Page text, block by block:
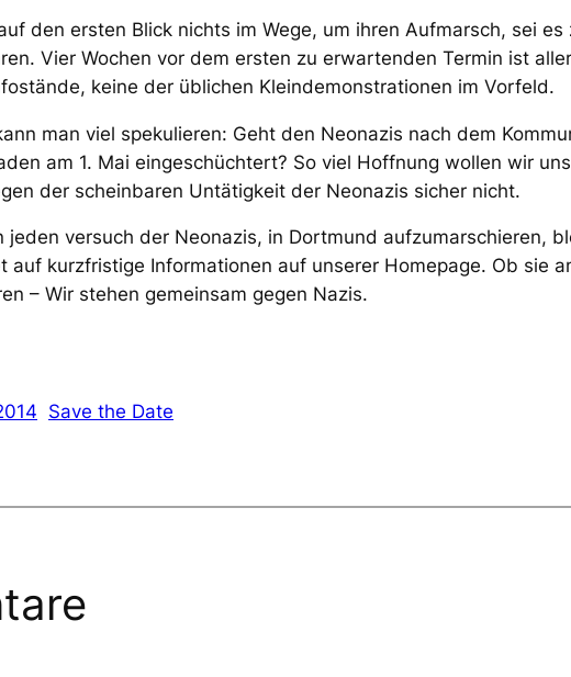
den ersten Blick nichts im Wege, um ihren Aufmarsch, sei
Vier Wochen vor dem ersten zu erwartenden Termin ist
keine der üblichen Kleindemonstrationen im Vorfeld.
man viel spekulieren: Geht den Neonazis nach dem
am 1. Mai eingeschüchtert? So viel Hoffnung wollen wir
der scheinbaren Untätigkeit der Neonazis sicher nicht.
jeden versuch der Neonazis, in Dortmund aufzumarschieren,
auf kurzfristige Informationen auf unserer Homepage. Ob sie
– Wir stehen gemeinsam gegen Nazis.
Save the Date